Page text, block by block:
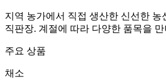
지역 농가에서 직접 생산한 신선한 농
직판장. 계절에 따라 다양한 품목을
주요 상품
채소